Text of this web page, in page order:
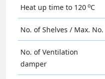
Heat up time to 120 oC
No. of Shelves / Max. No.
No. of Ventilation
damper